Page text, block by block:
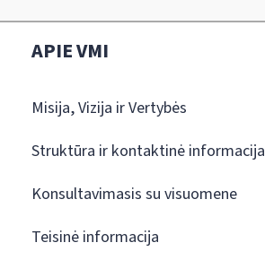
APIE VMI
Misija, Vizija ir Vertybės
Struktūra ir kontaktinė informacija
Konsultavimasis su visuomene
Teisinė informacija